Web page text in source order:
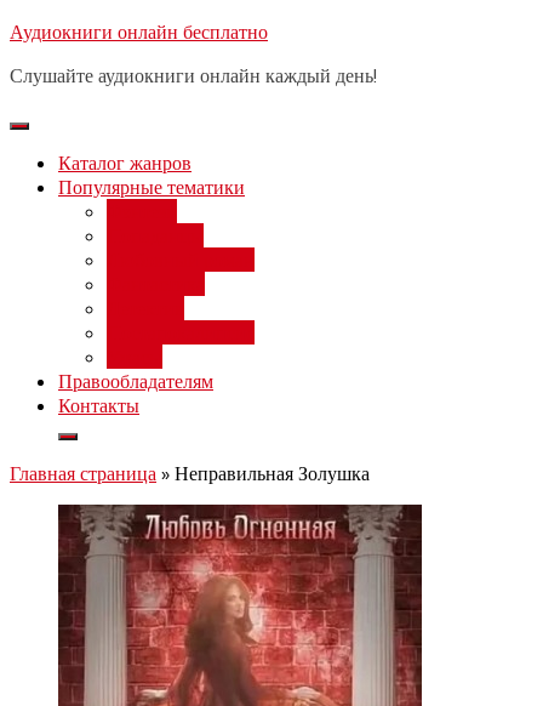
Перейти
содержимому
Аудиокниги онлайн бесплатно
Слушайте аудиокниги онлайн каждый день!
Каталог жанров
Популярные тематики
Правообладателям
Контакты
Главная страница » Неправильная Золушка
Бесплатный вебинар: заработок
день